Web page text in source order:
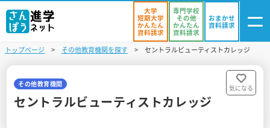
資料リスト
大学
短期大学
かんたん
資料請求
専門学校
その他
かんたん
資料請求
おまかせ
資料請求
トップページ その他教育機関を探す セントラルビューティストカレッジ
その他教育機関
セントラルビューティストカレッジ
気になる